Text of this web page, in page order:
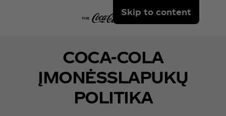
Skip to content
COCA‑COLA
ĮMONĖSSLAPUKŲ
POLITIKA